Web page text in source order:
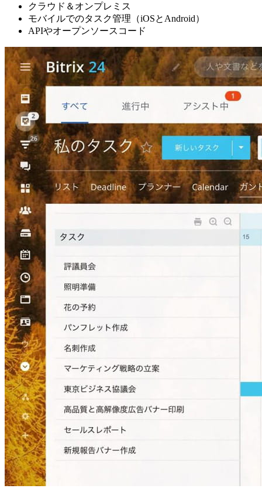
クラウド＆オンプレミス
モバイルでのタスク管理（iOSとAndroid）
APIやオープンソースコード